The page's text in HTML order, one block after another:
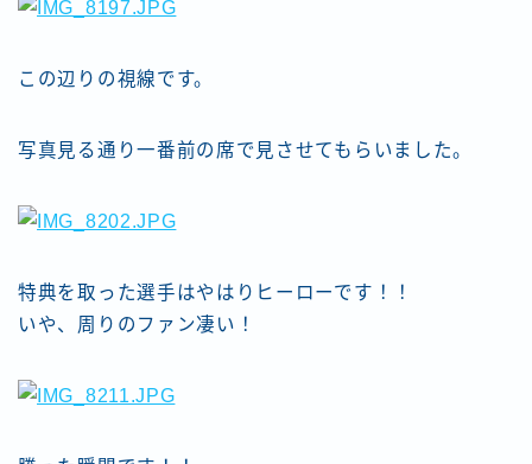
この辺りの視線です。
写真見る通り一番前の席で見させてもらいました。
特典を取った選手はやはりヒーローです！！
いや、周りのファン凄い！